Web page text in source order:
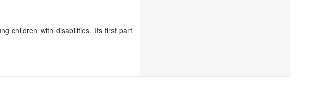
children with disabilities. Its first part